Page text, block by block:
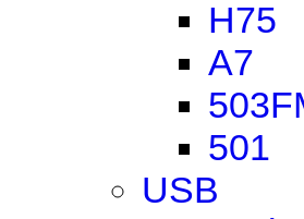
H75
A7
501
USB